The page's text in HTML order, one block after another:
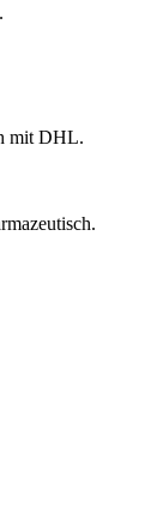
mit DHL.